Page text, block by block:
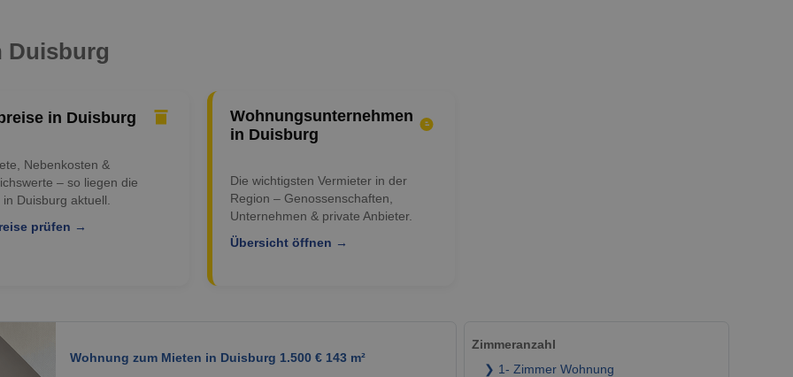
Duisburg
in Duisburg
Nebenkosten &
– so liegen die
Duisburg aktuell.
prüfen →
Wohnungsunternehmen
in Duisburg
Die wichtigsten Vermieter in der
Region – Genossenschaften,
Unternehmen & private Anbieter.
Übersicht öffnen →
Wohnung zum Mieten in Duisburg 1.500 € 143 m²
Zimmeranzahl
❯ 1- Zimmer Wohnung